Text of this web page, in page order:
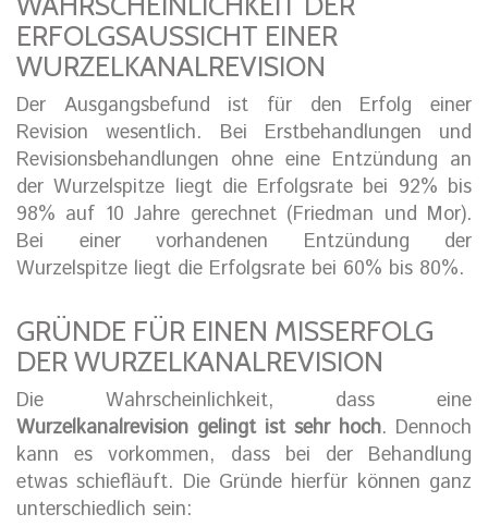
ERFOLGSAUSSICHT EINER
WURZELKANALREVISION
Der Ausgangsbefund ist für den Erfolg einer
Revision wesentlich. Bei Erstbehandlungen und
Revisionsbehandlungen ohne eine Entzündung an
der Wurzelspitze liegt die Erfolgsrate bei 92% bis
98% auf 10 Jahre gerechnet (Friedman und Mor).
Bei einer vorhandenen Entzündung der
Wurzelspitze liegt die Erfolgsrate bei 60% bis 80%.
GRÜNDE FÜR EINEN MISSERFOLG
DER WURZELKANALREVISION
Die Wahrscheinlichkeit, dass eine
Wurzelkanalrevision gelingt ist sehr hoch. Dennoch
kann es vorkommen, dass bei der Behandlung
etwas schiefläuft. Die Gründe hierfür können ganz
unterschiedlich sein: